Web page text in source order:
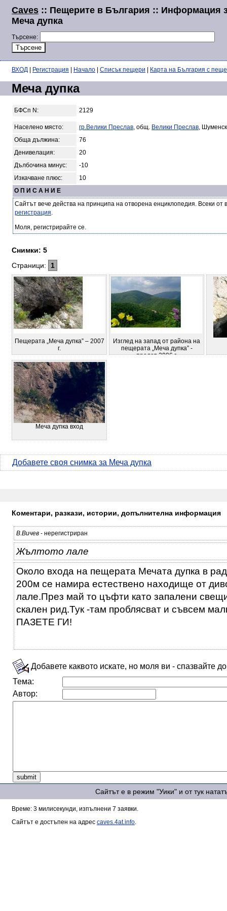
Caves :: Пещерите в България :: Информация
Меча дупка
Търсене:
ВХОД Регистрация Начало Списък пещери Карта на България с
Меча дупка
БФСп N: 2129
Населено място: гр.Велики Преслав, общ. Велики Преслав,
Обща дължина:
76
Денивелация:
20
Дълбочина минус:
-10
Изкачване плюс:
10
О П И С А Н И Е
Сайтът вече действа на принципа на отворена енциклопедия. Всеки
регистрация.
Моля, регистрирайте се.
Снимки: 5
Страници:
1
Пещерата „Меча дупка” – 2007
г.
Изглед на запад от района на
пещерата „Меча дупка” -
пролет 2006 г.
Меча дупка вход
Добавете своя снимка за Меча дупка
Коментари, разкази, истории, допълнителна информация
В.Вичев - нерегистриран
Жълтото лале
Около входа на пещерата Мечата дупка в
200м се намира естествено находище от
лале.През май то цъфти като запалени
скален рид.Тук -там проблясват и съвсем
ПАЗЕТЕ ГИ!
Добавете каквото искате, но моля ви - спазвайте
Тема:
Автор:
Сайтът е в режим "Уики" и от тук
Време: 3 милисекунди, изпълнени 7 заявки.
Сайтът е достъпен на адрес caves.4at.info.